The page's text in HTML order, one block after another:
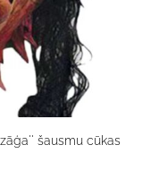
šausmu cūkas